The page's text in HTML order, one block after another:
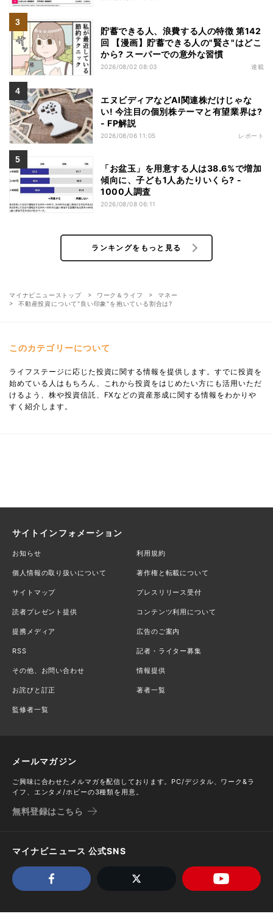
貯蓄できる人、浪費する人の特徴 第142
回 【漫画】貯蓄できる人の"賢さ"はどこ
から? スーパーでの意外な習慣
2026/08/02 08:03 連載
エヌビディアなどAI関連株だけじゃな
い! 今注目の個別株テーマと有望業界は?
- FP解説
2026/08/06 11:05 レポート
「お盆玉」を用意する人は38.6%で増加
傾向に、子ども1人あたりいくら? -
1000人調査
2026/08/08 06:11
ランキングをもっと見る
マイナビニューストップ ワーク＆ライフ
マネー
不動産投資について"良い印象"を抱いている割合は?
このカテゴリーについて
ライフステージに応じた投資に関する情報を提供します。すでに投資を
始めている人はもちろん、これから投資をはじめたい方にも活用いただ
けるよう、株や投資信託、FXなどの資産形成に関する情報をわかりや
すく紹介します。
サイトインフォメーション
お知らせ 利用規約
個人情報の取り扱いについて 著作権と転載について
サイトマップ プレスリリース受付
読者プレゼント提供 コンテンツ利用について
提携メディア 広告のご案内
RSS 記者・ライター募集
その他、お問い合わせ 情報提供
お詫びと訂正 著者一覧
監修者一覧
メールマガジン
ご興味に合わせたメルマガを配信しております。PC/デジタル、ワーク&ラ
イフ、エンタメ/ホビーの3種類を用意。
無料登録はこちら
マイナビニュース 公式SNS